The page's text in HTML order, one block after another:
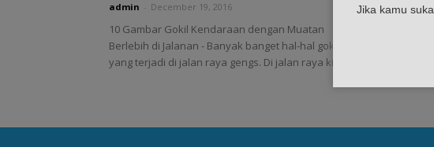
admin December 19, 2016
10 Gambar Gokil Kendaraan dengan Muatan
Berlebih di Jalanan - Banyak banget hal-hal gokil
yang terjadi di jalan raya gengs. Di jalan raya kita...
Jika kamu